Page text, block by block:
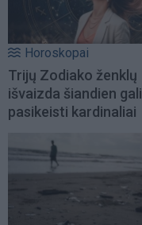
Horoskopai
Trijų Zodiako ženklų
išvaizda šiandien gali
pasikeisti kardinaliai